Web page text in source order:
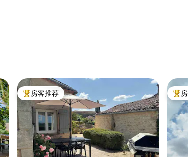
热门「房客推荐」
房客推荐 热门